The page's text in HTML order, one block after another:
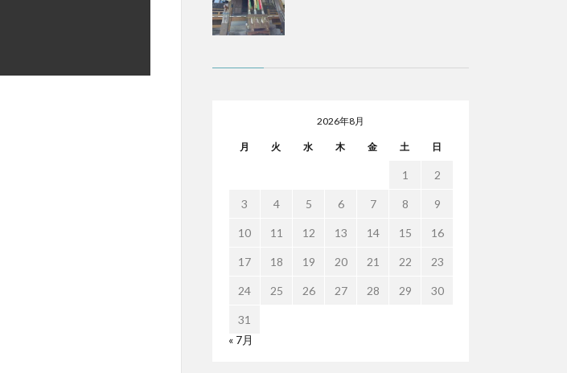
2026年8月
月 火 水 木 金 土 日
1 2
3 4 5 6 7 8 9
10 11 12 13 14 15 16
17 18 19 20 21 22 23
24 25 26 27 28 29 30
31
« 7月